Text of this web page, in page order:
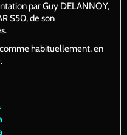
par Guy DELANNOY,
S50, de son
habituellement, en